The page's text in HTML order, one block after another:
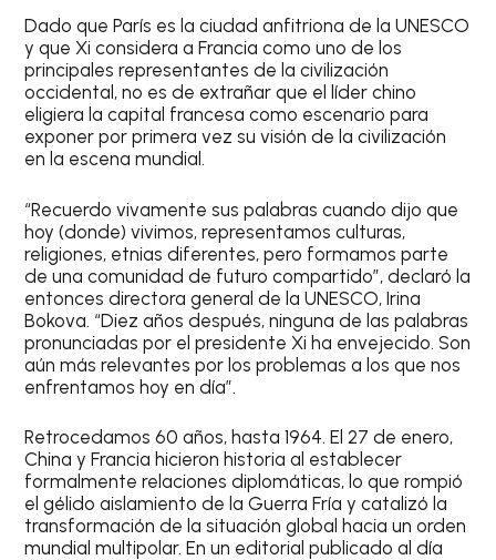
Dado que París es la ciudad anfitriona de la UNESCO
y que Xi considera a Francia como uno de los
principales representantes de la civilización
occidental, no es de extrañar que el líder chino
eligiera la capital francesa como escenario para
exponer por primera vez su visión de la civilización
en la escena mundial.
“Recuerdo vivamente sus palabras cuando dijo que
hoy (donde) vivimos, representamos culturas,
religiones, etnias diferentes, pero formamos parte
de una comunidad de futuro compartido”, declaró la
entonces directora general de la UNESCO, Irina
Bokova. “Diez años después, ninguna de las palabras
pronunciadas por el presidente Xi ha envejecido. Son
aún más relevantes por los problemas a los que nos
enfrentamos hoy en día”.
Retrocedamos 60 años, hasta 1964. El 27 de enero,
China y Francia hicieron historia al establecer
formalmente relaciones diplomáticas, lo que rompió
el gélido aislamiento de la Guerra Fría y catalizó la
transformación de la situación global hacia un orden
mundial multipolar. En un editorial publicado al día